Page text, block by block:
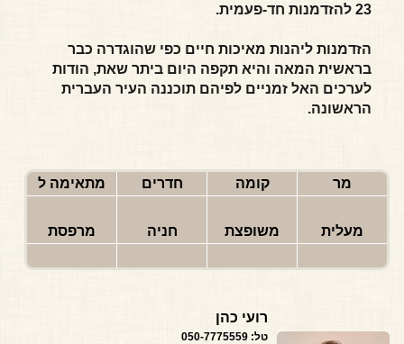
23 להזדמנות חד-פעמית.
הזדמנות ליהנות מאיכות חיים כפי שהוגדרה כבר
בראשית המאה והיא תקפה היום ביתר שאת, הודות
לערכים האל זמניים לפיהם תוכננה העיר העברית
הראשונה.
מר קומה חדרים מתאימה ל
מעלית משופצת חניה מרפסת
רועי כהן
טל: 050-7775559